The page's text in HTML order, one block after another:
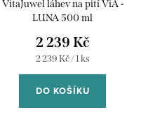
VitaJuwel láhev na pití ViA -
LUNA 500 ml
2 239 Kč
Měrná
2 239 Kč / 1 ks
DO KOŠÍKU